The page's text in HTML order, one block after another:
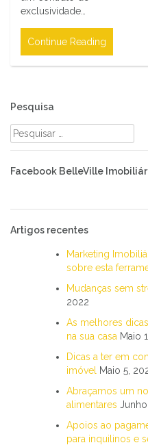
exclusividade…
Continue Reading
Pesquisa
Pesquisar
por:
Facebook BelleVille
Artigos recentes
Marketing
sobre esta
Mudanças sem
2022
As melhores
na sua casa Maio
Dicas a ter em
imóvel Maio 5,
Abraçamos um
alimentares
Apoios ao
para inquilinos e